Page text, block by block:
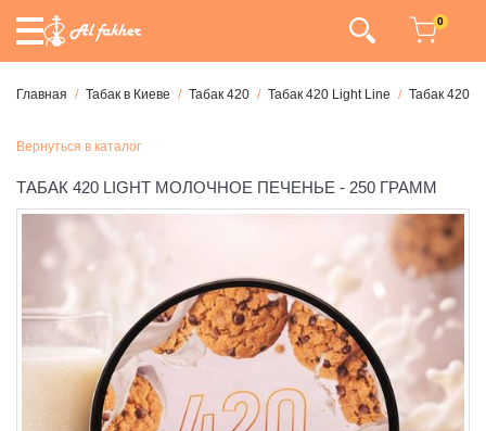
0
Главная Табак в Киеве Табак 420 Табак 420 Light Line Табак 420
Вернуться в каталог
ТАБАК 420 LIGHT МОЛОЧНОЕ ПЕЧЕНЬЕ - 250 ГРАММ